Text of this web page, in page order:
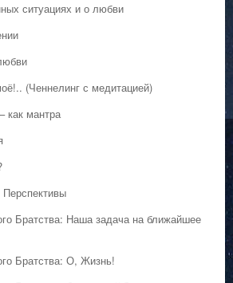
ситуациях и о любви
(Ченнелинг с медитацией)
как мантра
Братства: Наша задача на ближайшее
Братства: О, Жизнь!